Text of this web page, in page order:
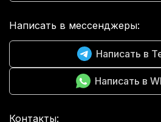
Написать в мессенджеры:
Написать в
Написать в
Контакты: